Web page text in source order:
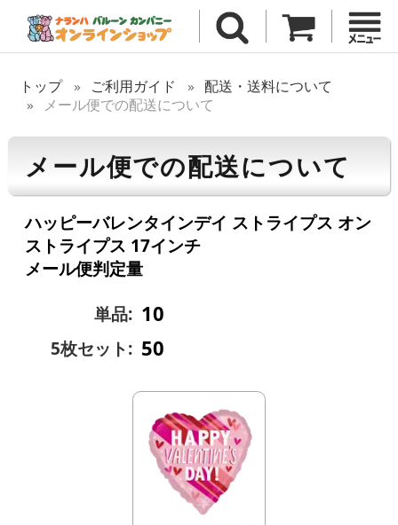
トップ ご利用ガイド
配送・送料について
メール便での配送について
メール便での配送について
ハッピーバレンタインデイ ストライプス オン
ストライプス 17インチ
メール便判定量
単品: 10
5枚セット: 50